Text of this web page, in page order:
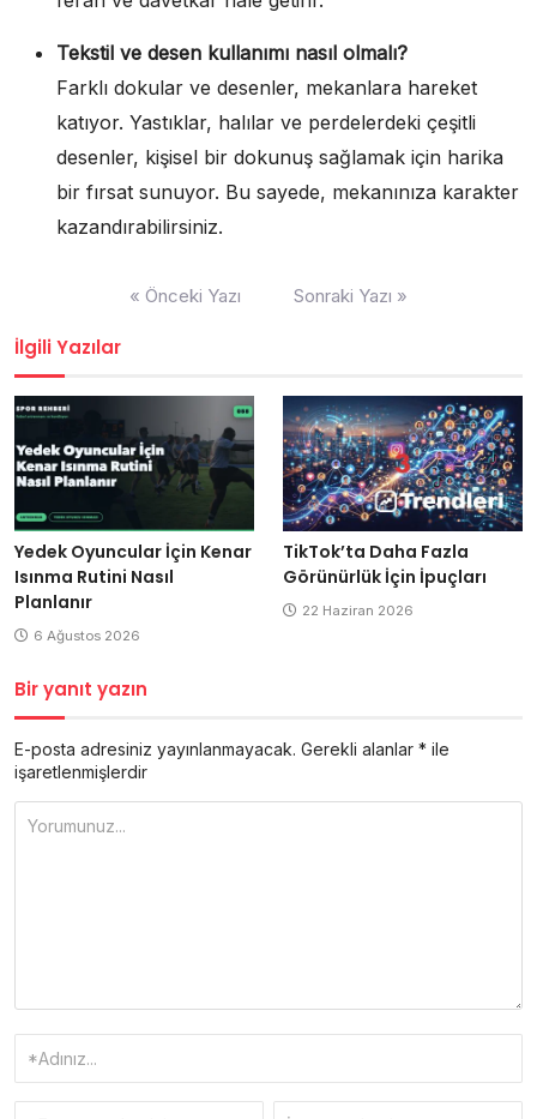
Tekstil ve desen kullanımı nasıl olmalı?
Farklı dokular ve desenler, mekanlara hareket
katıyor. Yastıklar, halılar ve perdelerdeki çeşitli
desenler, kişisel bir dokunuş sağlamak için harika
bir fırsat sunuyor. Bu sayede, mekanınıza karakter
kazandırabilirsiniz.
« Önceki Yazı Sonraki Yazı »
İlgili Yazılar
Yedek Oyuncular İçin Kenar
Isınma Rutini Nasıl
Planlanır
6 Ağustos 2026
TikTok’ta Daha Fazla
Görünürlük İçin İpuçları
22 Haziran 2026
Bir yanıt yazın
E-posta adresiniz yayınlanmayacak. Gerekli alanlar * ile
işaretlenmişlerdir